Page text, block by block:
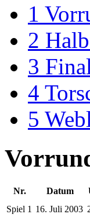
1
2
3
4
5
Nr. Datum
Spiel 1 16. Juli 2003